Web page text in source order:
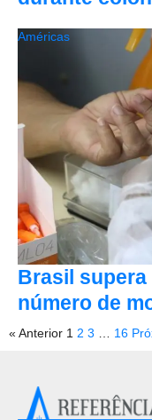
Brasil supera
número de
Américas
« Anterior 1 2 3 … 16